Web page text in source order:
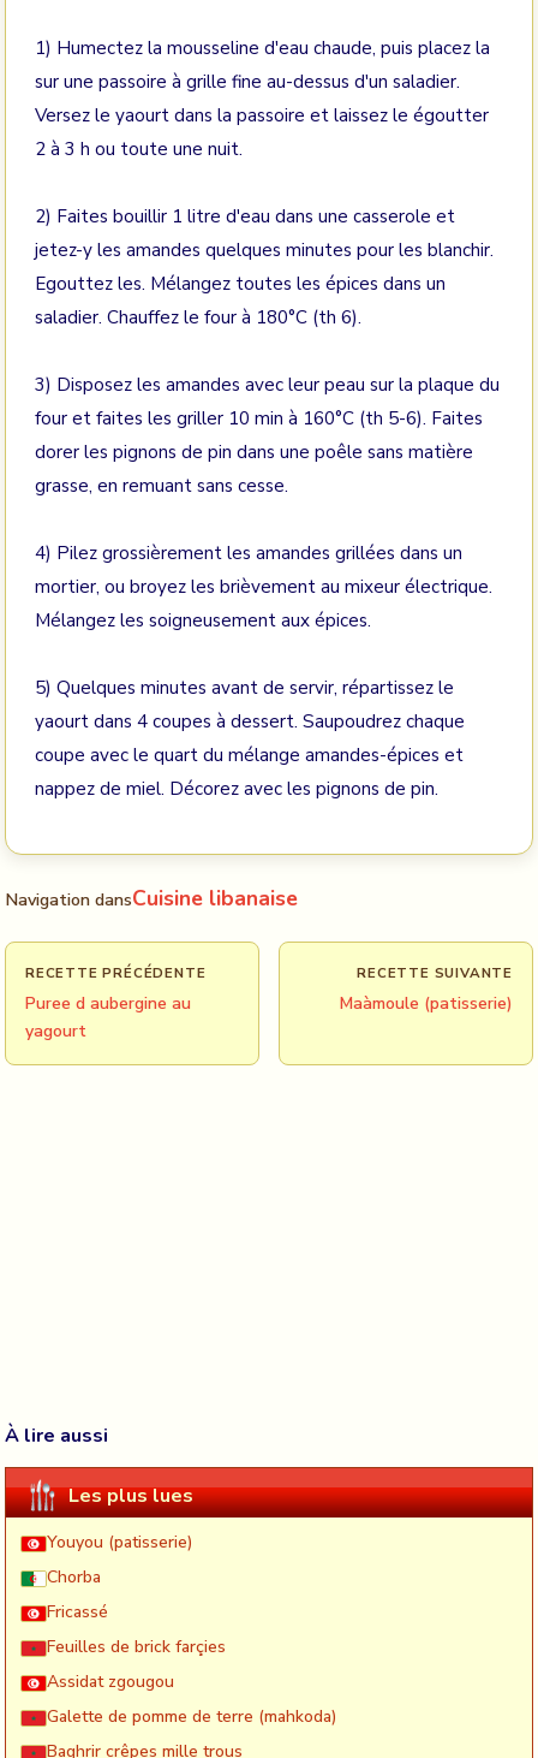
1) Humectez la mousseline d'eau chaude, puis placez la
sur une passoire à grille fine au-dessus d'un saladier.
Versez le yaourt dans la passoire et laissez le égoutter
2 à 3 h ou toute une nuit.
2) Faites bouillir 1 litre d'eau dans une casserole et
jetez-y les amandes quelques minutes pour les blanchir.
Egouttez les. Mélangez toutes les épices dans un
saladier. Chauffez le four à 180°C (th 6).
3) Disposez les amandes avec leur peau sur la plaque du
four et faites les griller 10 min à 160°C (th 5-6). Faites
dorer les pignons de pin dans une poêle sans matière
grasse, en remuant sans cesse.
4) Pilez grossièrement les amandes grillées dans un
mortier, ou broyez les brièvement au mixeur électrique.
Mélangez les soigneusement aux épices.
5) Quelques minutes avant de servir, répartissez le
yaourt dans 4 coupes à dessert. Saupoudrez chaque
coupe avec le quart du mélange amandes-épices et
nappez de miel. Décorez avec les pignons de pin.
Navigation dansCuisine libanaise
RECETTE PRÉCÉDENTE
Puree d aubergine au
yagourt
RECETTE SUIVANTE
Maàmoule (patisserie)
À lire aussi
Les plus lues
Youyou (patisserie)
Chorba
Fricassé
Feuilles de brick farçies
Assidat zgougou
Galette de pomme de terre (mahkoda)
Baghrir crêpes mille trous